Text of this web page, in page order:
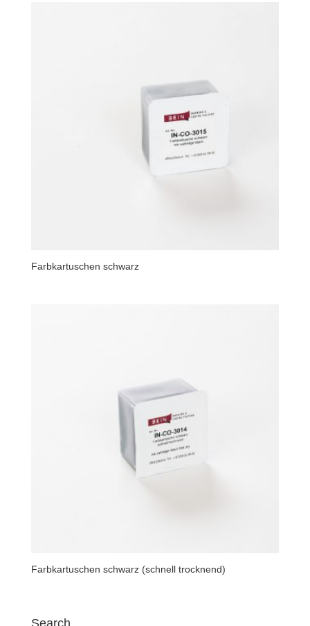
Farbkartuschen schwarz
Farbkartuschen schwarz (schnell trocknend)
Search